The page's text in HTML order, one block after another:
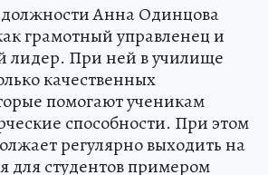
должности Анна Одинцова
грамотный управленец и
лидер. При ней в училище
качественных
помогают ученикам
способности. При этом
регулярно выходить на
для студентов примером